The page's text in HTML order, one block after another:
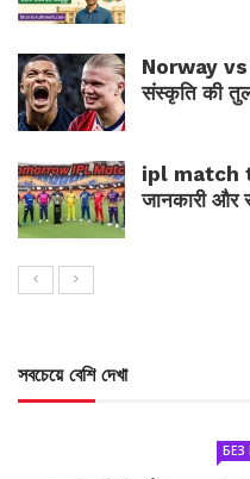
Norway vs
संस्कृति की
ipl match
जानकारी और
সবচেয়ে বেশি দেখা
БЕЗ